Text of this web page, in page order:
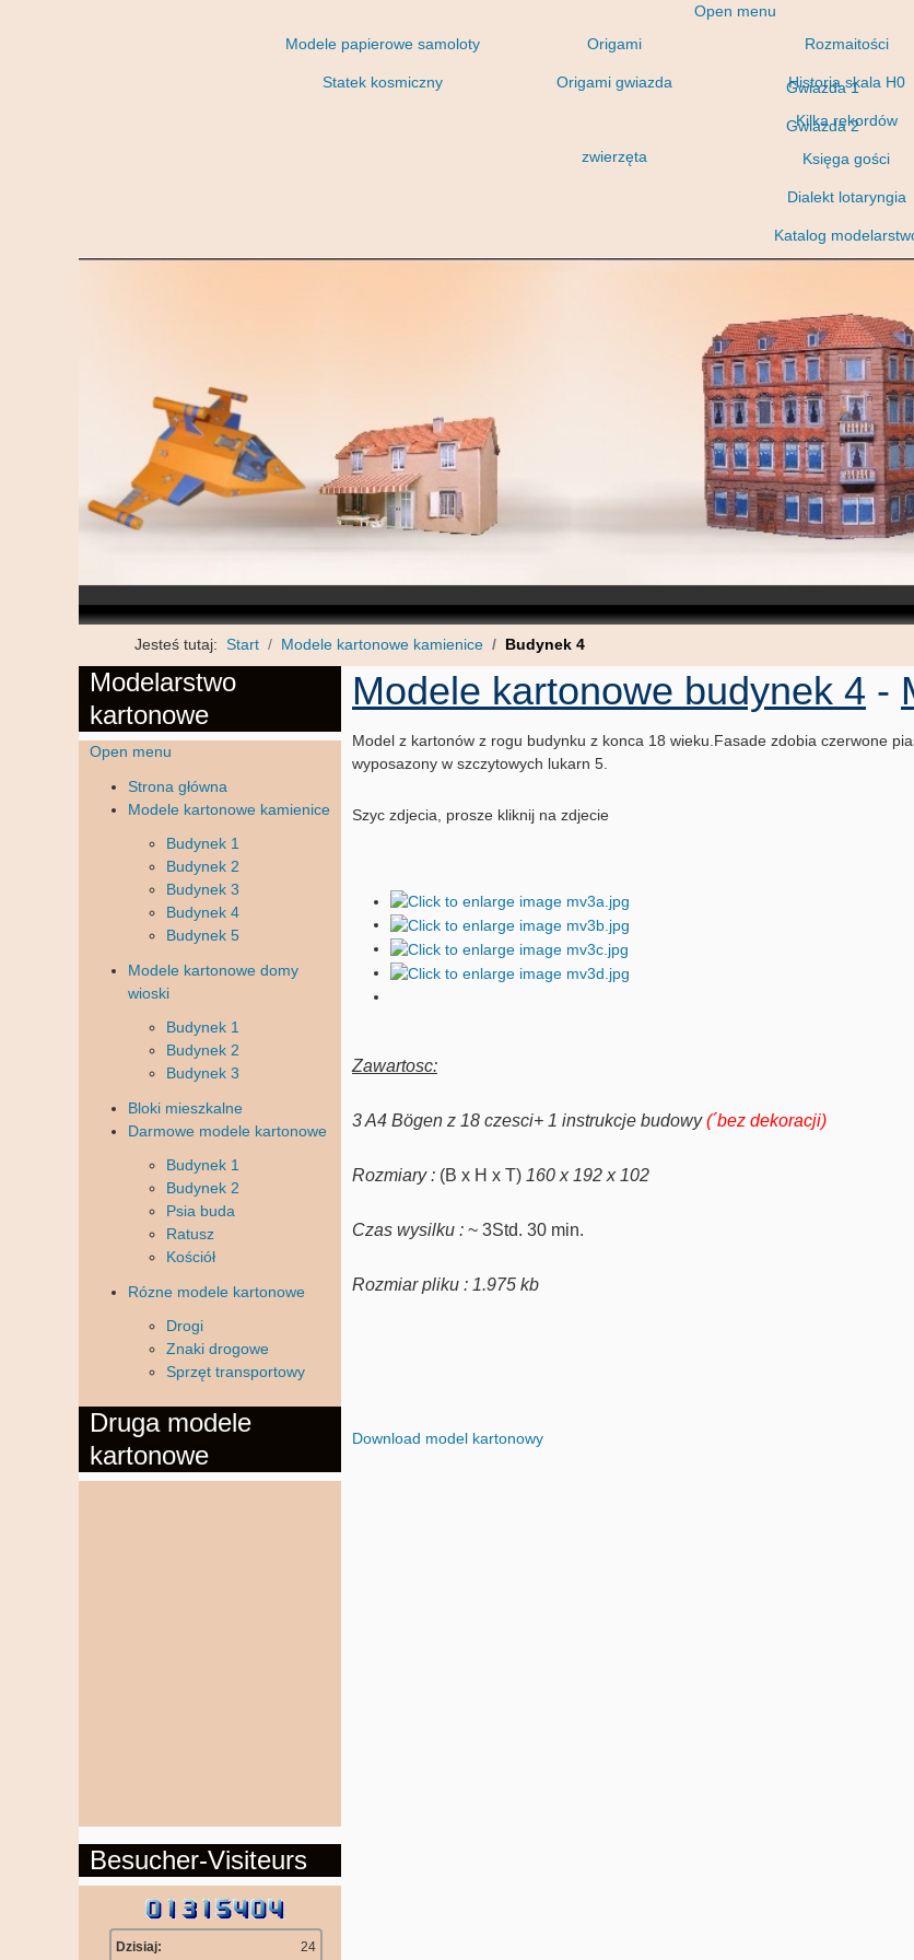
Open menu
Modele papierowe samoloty
Statek kosmiczny
Origami
Origami gwiazda Gwiazda 1
Gwiazda 2
zwierzęta
Rozmaitości
Historia skala H0
Kilka rekordów
Księga gości
Dialekt lotaryngia
Katalog
Jesteś tutaj: Start Modele kartonowe kamienice Budynek 4
Modelarstwo
kartonowe
Open menu
Strona główna
Modele kartonowe kamienice
Budynek 1
Budynek 2
Budynek 3
Budynek 4
Budynek 5
Modele kartonowe domy
wioski
Budynek 1
Budynek 2
Budynek 3
Bloki mieszkalne
Darmowe modele kartonowe
Budynek 1
Budynek 2
Psia buda
Ratusz
Kościół
Rózne modele kartonowe
Drogi
Znaki drogowe
Sprzęt transportowy
Druga modele
kartonowe
Besucher-Visiteurs
Dzisiaj: 24
Modele kartonowe budynek 4 -
Model z kartonów z rogu budynku z konca 18 wieku.Fasade zdobia czerwone
wyposazony w szczytowych lukarn 5.
Szyc zdjecia, prosze kliknij na zdjecie
Zawartosc:
3 A4 Bögen z 18 czesci+ 1 instrukcje budowy (´bez dekoracji)
Rozmiary: (B x H x T) 160 x 192 x 102
Czas wysilku : ~ 3Std. 30 min.
Rozmiar pliku : 1.975 kb
Download model kartonowy